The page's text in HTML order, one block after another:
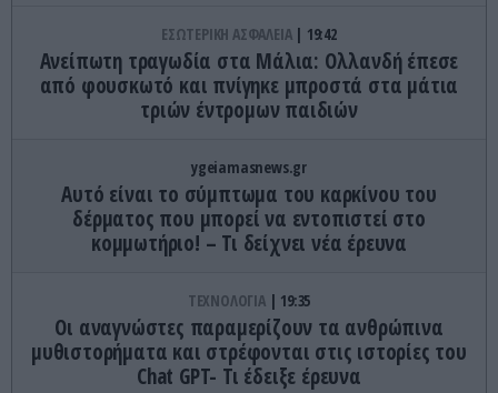
ΕΣΩΤΕΡΙΚΗ ΑΣΦΑΛΕΙΑ 19:42
Ανείπωτη τραγωδία στα Μάλια: Ολλανδή έπεσε
από φουσκωτό και πνίγηκε μπροστά στα μάτια
τριών έντρομων παιδιών
ygeiamasnews.gr
Αυτό είναι το σύμπτωμα του καρκίνου του
δέρματος που μπορεί να εντοπιστεί στο
κομμωτήριο! – Τι δείχνει νέα έρευνα
ΤΕΧΝΟΛΟΓΙΑ 19:35
Οι αναγνώστες παραμερίζουν τα ανθρώπινα
μυθιστορήματα και στρέφονται στις ιστορίες του
Chat GPT- Τι έδειξε έρευνα